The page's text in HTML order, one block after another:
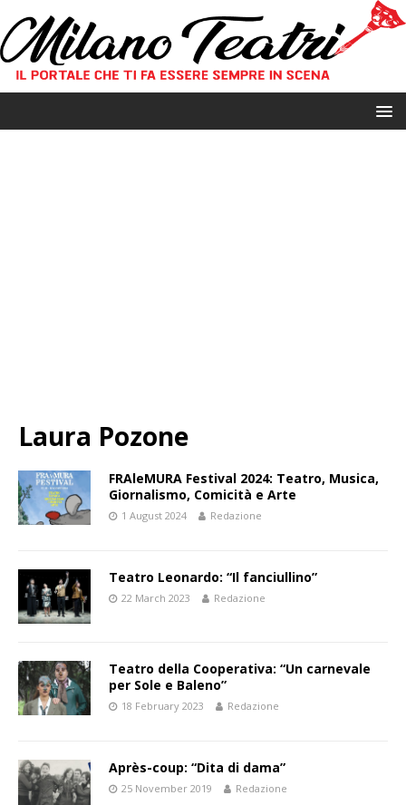
Laura Pozone
FRAleMURA Festival 2024: Teatro, Musica,
Giornalismo, Comicità e Arte
1 August 2024 Redazione
Teatro Leonardo: “Il fanciullino”
22 March 2023 Redazione
Teatro della Cooperativa: “Un carnevale
per Sole e Baleno”
18 February 2023 Redazione
Après-coup: “Dita di dama”
25 November 2019 Redazione